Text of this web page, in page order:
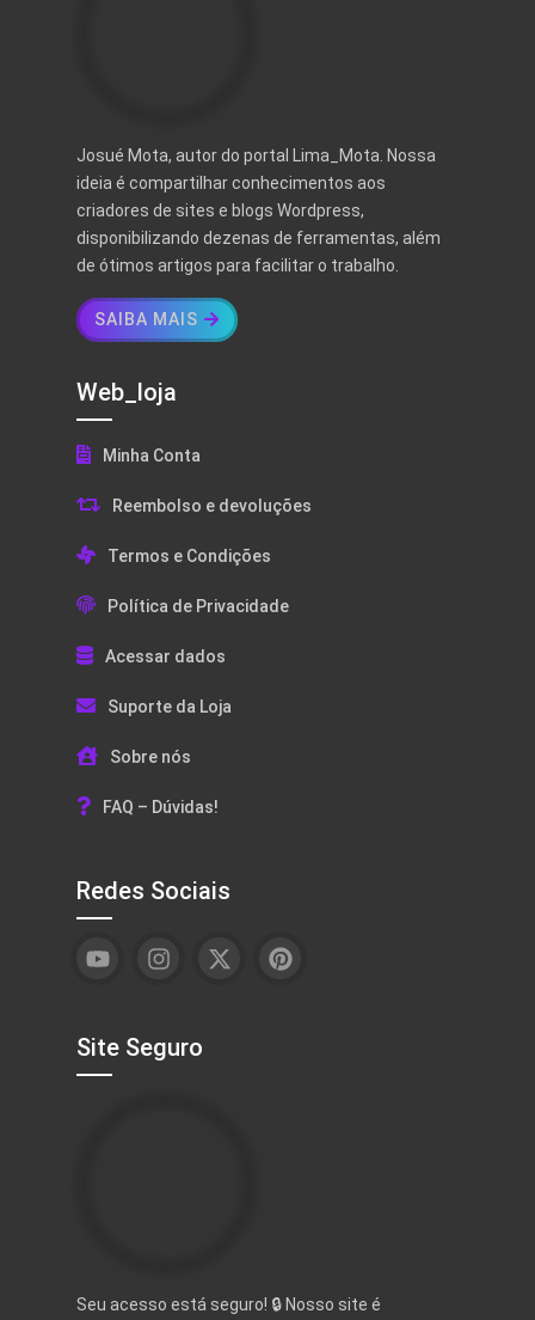
Josué Mota, autor do portal Lima_Mota. Nossa
ideia é compartilhar conhecimentos aos
criadores de sites e blogs Wordpress,
disponibilizando dezenas de ferramentas, além
de ótimos artigos para facilitar o trabalho.
SAIBA MAIS
Web_loja
Minha Conta
Reembolso e devoluções
Termos e Condições
Política de Privacidade
Acessar dados
Suporte da Loja
Sobre nós
FAQ – Dúvidas!
Redes Sociais
Site Seguro
Seu acesso está seguro! 🔒 Nosso site é